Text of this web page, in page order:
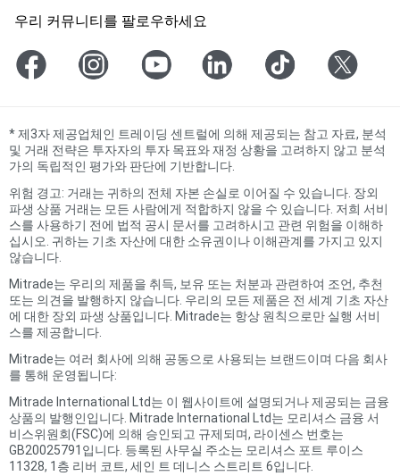
우리 커뮤니티를 팔로우하세요
*제3자 제공업체인 트레이딩 센트럴에 의해 제공되는 참고 자료, 분석
및 거래 전략은 투자자의 투자 목표와 재정 상황을 고려하지 않고 분석
가의 독립적인 평가와 판단에 기반합니다.
위험 경고: 거래는 귀하의 전체 자본 손실로 이어질 수 있습니다. 장외
파생 상품 거래는 모든 사람에게 적합하지 않을 수 있습니다. 저희 서비
스를 사용하기 전에 법적 공시 문서를 고려하시고 관련 위험을 이해하
십시오. 귀하는 기초 자산에 대한 소유권이나 이해관계를 가지고 있지
않습니다.
Mitrade는 우리의 제품을 취득, 보유 또는 처분과 관련하여 조언, 추천
또는 의견을 발행하지 않습니다. 우리의 모든 제품은 전 세계 기초 자산
에 대한 장외 파생 상품입니다. Mitrade는 항상 원칙으로만 실행 서비
스를 제공합니다.
Mitrade는 여러 회사에 의해 공동으로 사용되는 브랜드이며 다음 회사
를 통해 운영됩니다:
Mitrade International Ltd는 이 웹사이트에 설명되거나 제공되는 금융
상품의 발행인입니다. Mitrade International Ltd는 모리셔스 금융 서
비스위원회(FSC)에 의해 승인되고 규제되며, 라이센스 번호는
GB20025791입니다. 등록된 사무실 주소는 모리셔스 포트 루이스
11328, 1층 리버 코트, 세인 트 데니스 스트리트 6입니다.